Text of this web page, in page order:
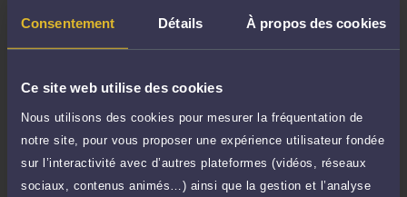
Consentement Détails À propos des cookies
Ce site web utilise des cookies
Nous utilisons des cookies pour mesurer la fréquentation de
notre site, pour vous proposer une expérience utilisateur fondée
sur l’interactivité avec d’autres plateformes (vidéos, réseaux
sociaux, contenus animés…) ainsi que la gestion et l’analyse
de 1.000 caractères)
Consultation écrite
Etude de votre dossier + possibilité
d'ajout d'une pièce jointe
150 €
TTC
Consulter par écrit